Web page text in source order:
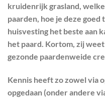
kruidenrijk grasland,
paarden, hoe je deze goed
huisvesting het beste aan
het paard. Kortom, zij
gezonde paardenweide
Kennis heeft zo zowel via
opgedaan (onder andere